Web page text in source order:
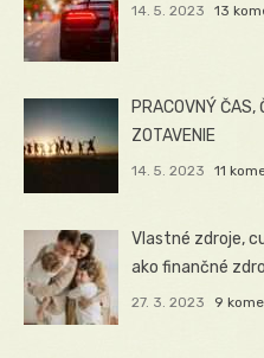
14. 5. 2023 13
PRACOVNÝ ČAS,
ZOTAVENIE
14. 5. 2023 11
Vlastné zdroje,
ako finančné
27. 3. 2023 9